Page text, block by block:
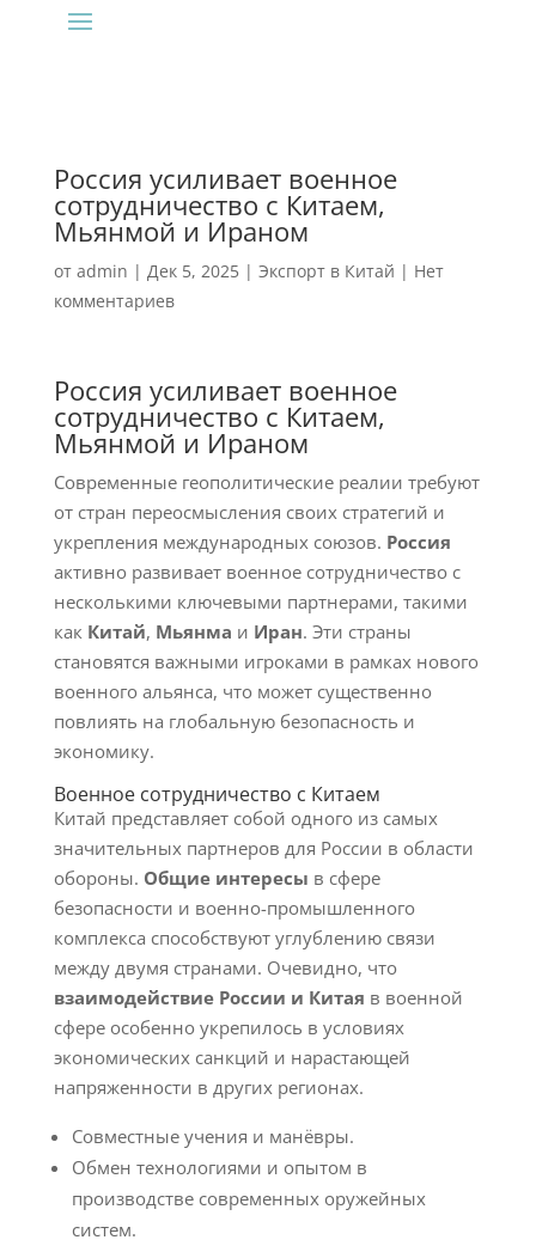
Россия усиливает военное
сотрудничество с Китаем,
Мьянмой и Ираном
от admin | Дек 5, 2025| Экспорт в Китай | Нет
комментариев
Россия усиливает военное
сотрудничество с Китаем,
Мьянмой и Ираном
Современные геополитические реалии требуют
от стран переосмысления своих стратегий и
укрепления международных союзов. Россия
активно развивает военное сотрудничество с
несколькими ключевыми партнерами, такими
как Китай, Мьянма и Иран. Эти страны
становятся важными игроками в рамках нового
военного альянса, что может существенно
повлиять на глобальную безопасность и
экономику.
Военное сотрудничество с Китаем
Китай представляет собой одного из самых
значительных партнеров для России в области
обороны. Общие интересы в сфере
безопасности и военно-промышленного
комплекса способствуют углублению связи
между двумя странами. Очевидно, что
взаимодействие России и Китая в военной
сфере особенно укрепилось в условиях
экономических санкций и нарастающей
напряженности в других регионах.
Совместные учения и манёвры.
Обмен технологиями и опытом в
производстве современных оружейных
систем.